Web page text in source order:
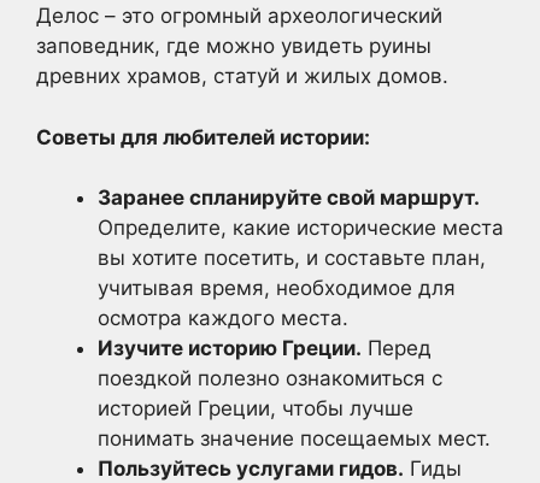
Делос – это огромный археологический
заповедник, где можно увидеть руины
древних храмов, статуй и жилых домов.
Советы для любителей истории:
Заранее спланируйте свой маршрут.
Определите, какие исторические места
вы хотите посетить, и составьте план,
учитывая время, необходимое для
осмотра каждого места.
Изучите историю Греции. Перед
поездкой полезно ознакомиться с
историей Греции, чтобы лучше
понимать значение посещаемых мест.
Пользуйтесь услугами гидов. Гиды